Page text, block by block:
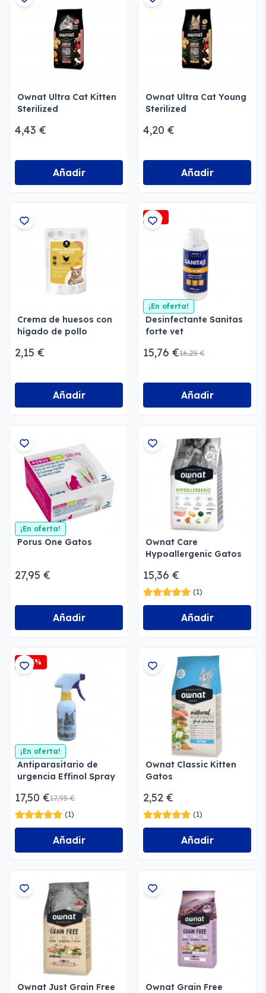
Ownat Ultra Cat Kitten
Sterilized
4,43 €
Añadir
Ownat Ultra Cat Young
Sterilized
4,20 €
Añadir
Crema de huesos con
hígado de pollo
2,15 €
Añadir
-3%
¡En oferta!
Desinfectante Sanitas
forte vet
15,76 €16,25 €
Añadir
¡En oferta!
Porus One Gatos
27,95 €
Añadir
Ownat Care
Hypoallergenic Gatos
15,36 €
(1)
Añadir
-2,5%
¡En oferta!
Antiparasitario de
urgencia Effinol Spray
17,50 €17,95 €
(1)
Añadir
Ownat Classic Kitten
Gatos
2,52 €
(1)
Añadir
Ownat Just Grain Free
Ownat Grain Free